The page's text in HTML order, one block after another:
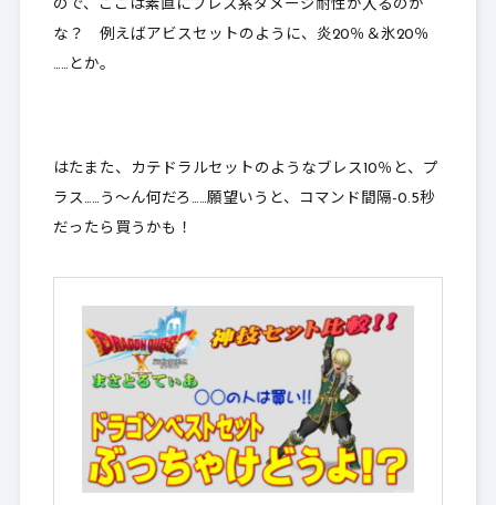
ので、ここは素直にブレス系ダメージ耐性が入るのか
な？ 例えばアビスセットのように、 炎20％＆氷20％
……とか。
はたまた、カテドラルセットのようなブレス10％と、プ
ラス……う～ん何だろ……願望いうと、コマンド間隔-0.5秒
だったら買うかも！